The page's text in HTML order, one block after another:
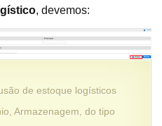
, devemos:
de estoque logísticos
Armazenagem, do tipo